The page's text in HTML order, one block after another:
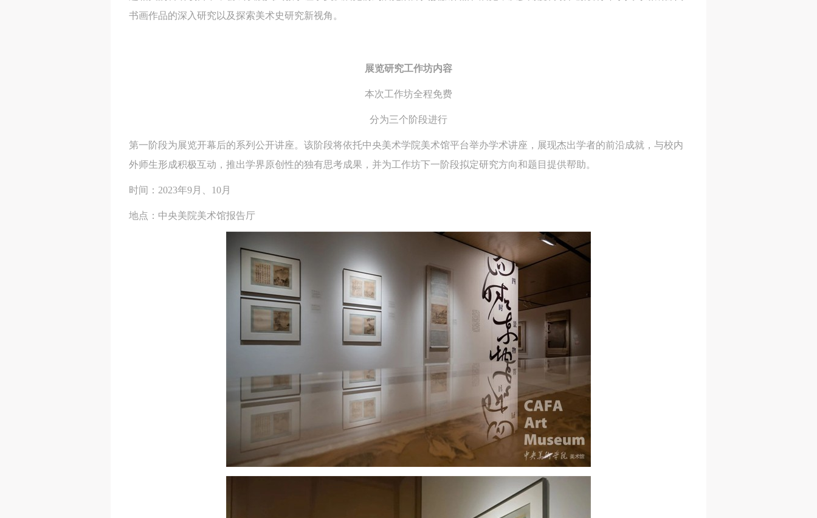
书画作品的深入研究以及探索美术史研究新视角。
展览研究工作坊内容
本次工作坊全程免费
分为三个阶段进行
第一阶段为展览开幕后的系列公开讲座。该阶段将依托中央美术学院美术馆平台举办学术讲座，展现杰出学者的前沿成就，与校内
外师生形成积极互动，推出学界原创性的独有思考成果，并为工作坊下一阶段拟定研究方向和题目提供帮助。
时间：2023年9月、10月
地点：中央美院美术馆报告厅
中央美术学院美术馆出版授权协议书
本人完全同意《中央美术学院美术馆》（以下简称“CAFAM”），愿意将本人
参与中央美术学院美术馆公共教育部组织的公益性活动（包括美术馆会员活
动）的涉及本人的图像、照片、文字、著作、活动成果（如参与工作坊创作
的作品）提交中央美术学院用作发表、出版。中央美术学院可以以电子、网
中央美术学院美术馆出版授权协议书
本人完全同意《中央美术学院美术馆》（以下简称“CAFAM”），愿意将本人
参与中央美术学院美术馆公共教育部组织的公益性活动（包括美术馆会员活
动）的涉及本人的图像、照片、文字、著作、活动成果（如参与工作坊创作
的作品）提交中央美术学院用作发表、出版。中央美术学院可以以电子、网
中央美术学院美术馆出版授权协议书
本人完全同意《中央美术学院美术馆》（以下简称“CAFAM”），愿意将本人
参与中央美术学院美术馆公共教育部组织的公益性活动（包括美术馆会员活
动）的涉及本人的图像、照片、文字、著作、活动成果（如参与工作坊创作
的作品）提交中央美术学院用作发表、出版。中央美术学院可以以电子、网
快捷登录 帐号密码登录
手机号码 发送验证码